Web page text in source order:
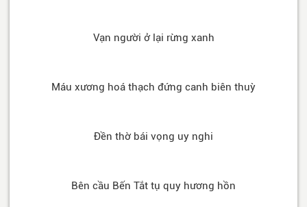
Vạn người ở lại rừng xanh
Máu xương hoá thạch đứng canh biên thuỳ
Đền thờ bái vọng uy nghi
Bên cầu Bến Tắt tụ quy hương hồn